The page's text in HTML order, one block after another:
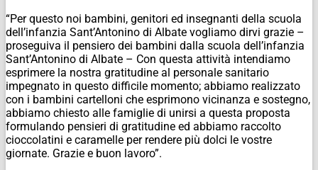
“Per questo noi bambini, genitori ed insegnanti della scuola
dell’infanzia Sant’Antonino di Albate vogliamo dirvi grazie –
proseguiva il pensiero dei bambini dalla scuola dell’infanzia
Sant’Antonino di Albate – Con questa attività intendiamo
esprimere la nostra gratitudine al personale sanitario
impegnato in questo difficile momento; abbiamo realizzato
con i bambini cartelloni che esprimono vicinanza e sostegno,
abbiamo chiesto alle famiglie di unirsi a questa proposta
formulando pensieri di gratitudine ed abbiamo raccolto
cioccolatini e caramelle per rendere più dolci le vostre
giornate. Grazie e buon lavoro”.